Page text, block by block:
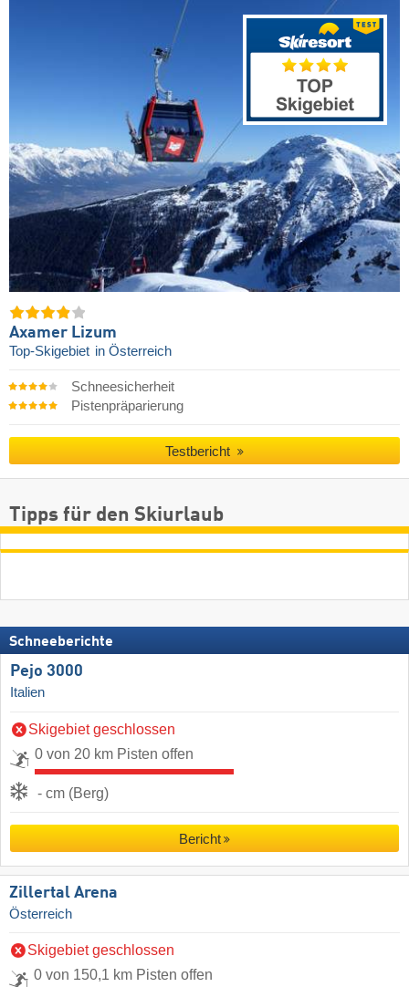
Axamer Lizum
Top-Skigebiet in Österreich
Schneesicherheit
Pistenpräparierung
Testbericht
Tipps für den Skiurlaub
Schneeberichte
Pejo 3000
Italien
Skigebiet geschlossen
0 von 20 km Pisten offen
- cm (Berg)
Bericht
Zillertal Arena
Österreich
Skigebiet geschlossen
0 von 150,1 km Pisten offen